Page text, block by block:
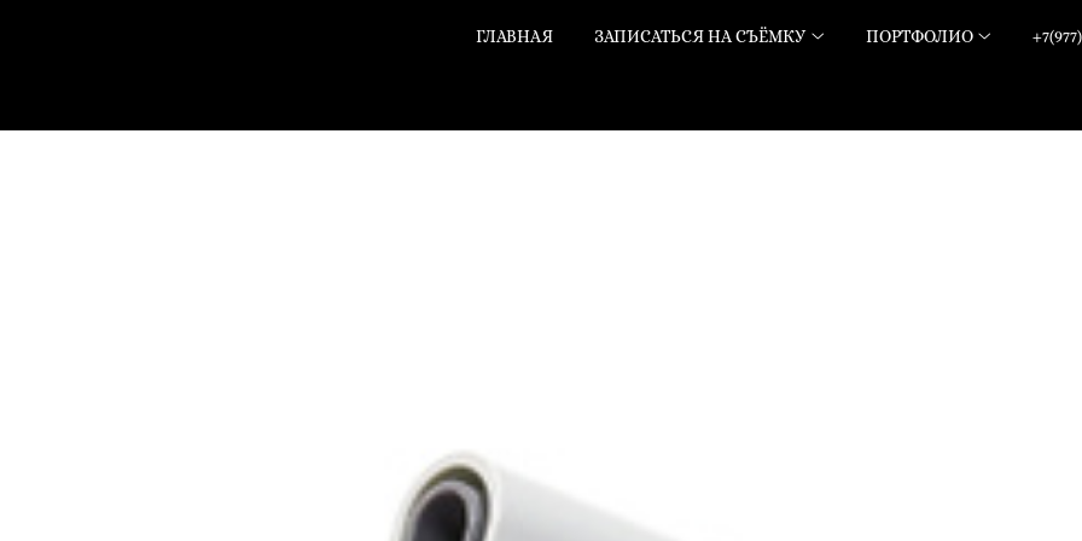
ГЛАВНАЯ ЗАПИСАТЬСЯ НА СЪЁМКУ ПОРТФОЛИО